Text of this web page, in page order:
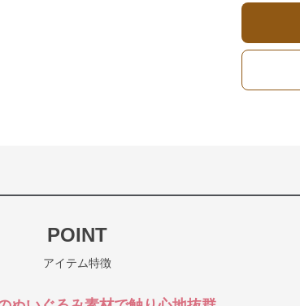
POINT
アイテム特徴